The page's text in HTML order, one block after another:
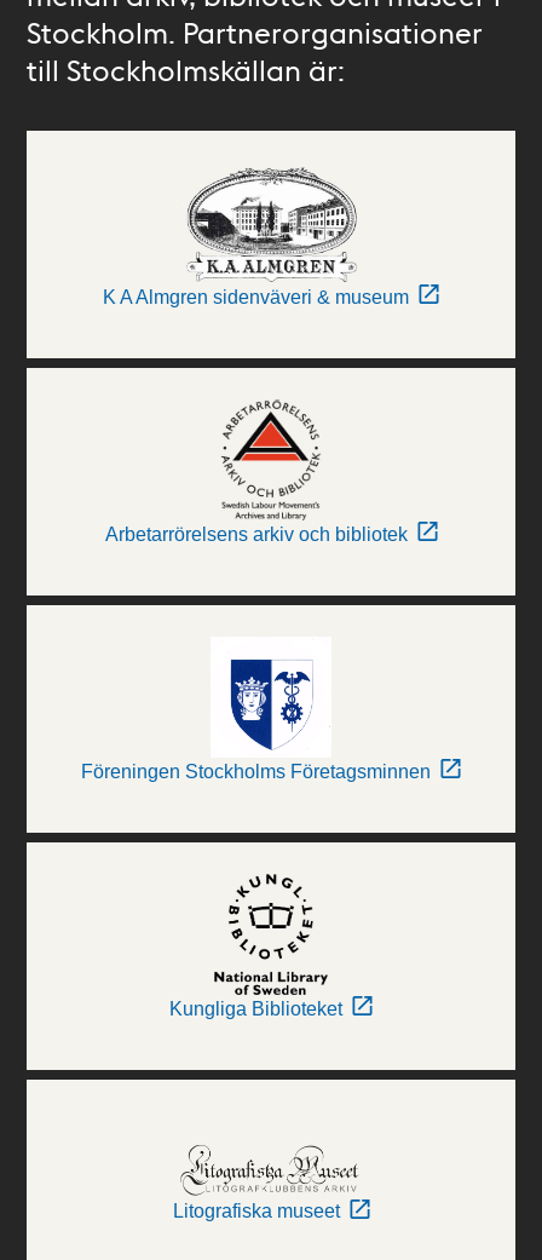
Stockholm. Partnerorganisationer
till Stockholmskällan är:
K A Almgren sidenväveri & museum
Arbetarrörelsens arkiv och bibliotek
Föreningen Stockholms Företagsminnen
Kungliga Biblioteket
Litografiska museet